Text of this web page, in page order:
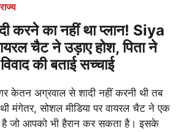
करने का नहीं था प्लान! Siya
चैट ने उड़ाए होश, पिता ने
की बताई सच्चाई
केतन अग्रवाल से शादी नहीं करनी थी तब
थी मंगेतर, सोशल मीडिया पर वायरल चैट ने एक
है जो आपको भी हैरान कर सकता है। इसके